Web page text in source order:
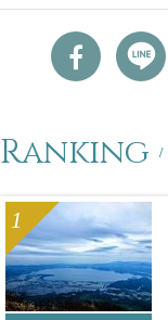
Ranking